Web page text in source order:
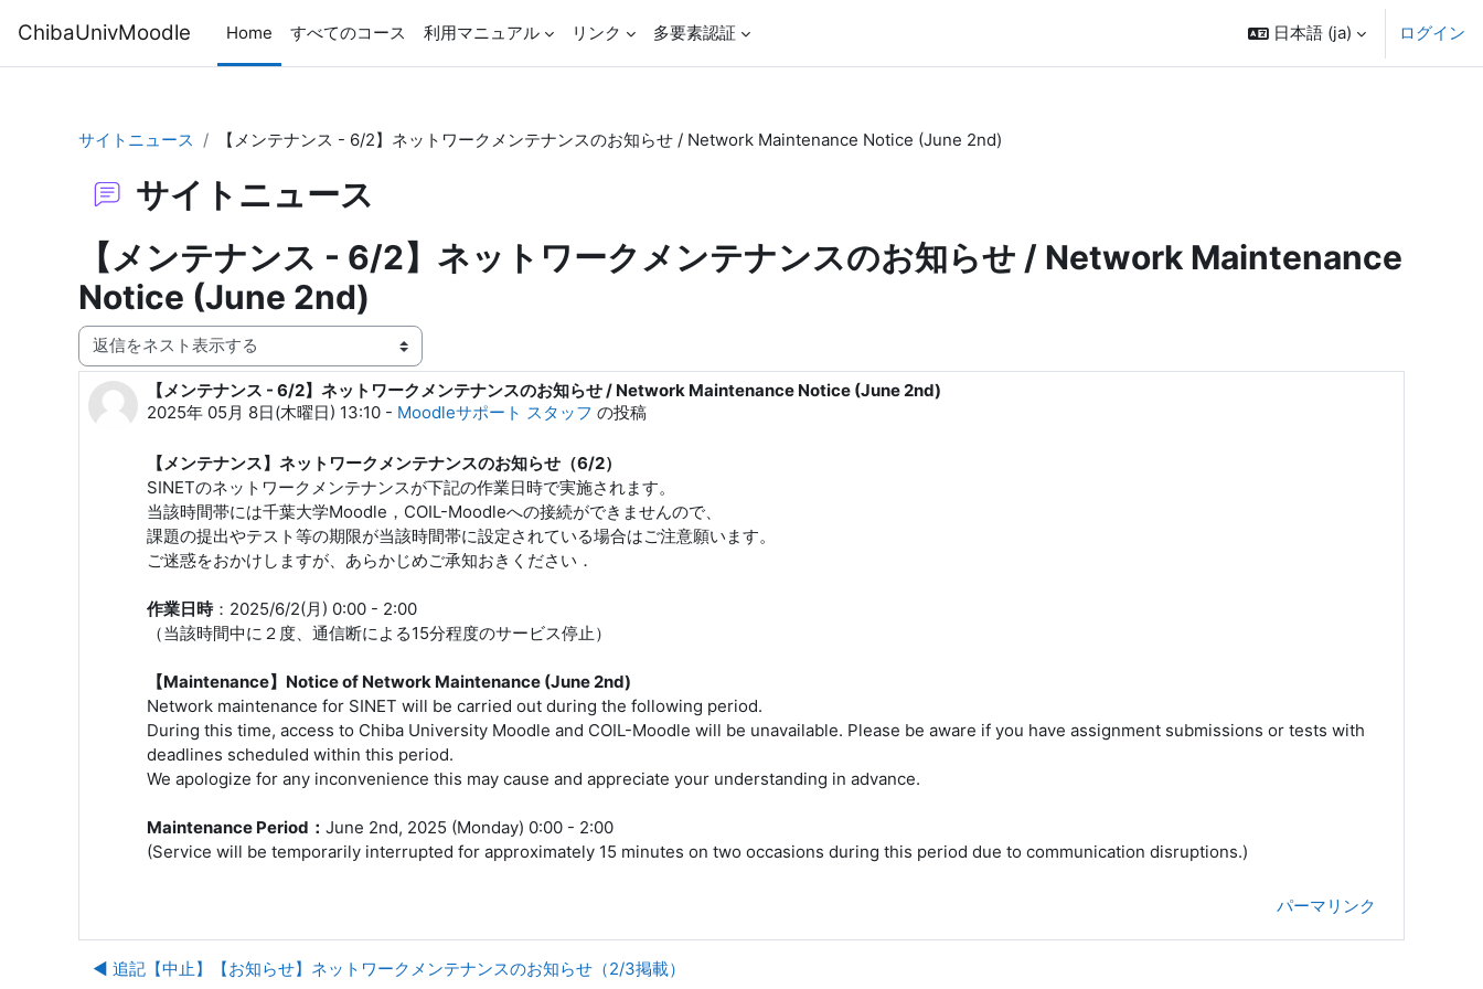
ChibaUnivMoodle Home すべてのコース 利用マニュアル リンク 多要素認証 日本語 ‎(ja)‎ ログイン
サイトニュース 【メンテナンス - 6/2】ネットワークメンテナンスのお知らせ / Network Maintenance Notice (June 2nd)
サイトニュース
【メンテナンス - 6/2】ネットワークメンテナンスのお知らせ / Network Maintenance
Notice (June 2nd)
表示モード
【メンテナンス - 6/2】ネットワークメンテナンスのお知らせ / Network Maintenance Notice (June 2nd)
2025年 05月 8日(木曜日) 13:10 - Moodleサポート スタッフ の投稿
返信数: 0
【メンテナンス】ネットワークメンテナンスのお知らせ（6/2）
SINETのネットワークメンテナンスが下記の作業日時で実施されます。
当該時間帯には千葉大学Moodle，COIL-Moodleへの接続ができませんので、
課題の提出やテスト等の期限が当該時間帯に設定されている場合はご注意願います。
ご迷惑をおかけしますが、あらかじめご承知おきください．
作業日時：2025/6/2(月) 0:00 - 2:00
（当該時間中に２度、通信断による15分程度のサービス停止）
【Maintenance】Notice of Network Maintenance (June 2nd)
Network maintenance for SINET will be carried out during the following period.
During this time, access to Chiba University Moodle and COIL-Moodle will be unavailable. Please be aware if you have assignment submissions or tests with
deadlines scheduled within this period.
We apologize for any inconvenience this may cause and appreciate your understanding in advance.
Maintenance Period： June 2nd, 2025 (Monday) 0:00 - 2:00
(Service will be temporarily interrupted for approximately 15 minutes on two occasions during this period due to communication disruptions.)
パーマリンク
◀︎ 追記【中止】【お知らせ】ネットワークメンテナンスのお知らせ（2/3掲載）